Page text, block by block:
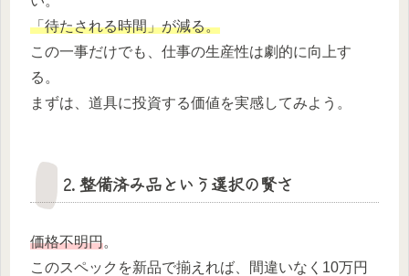
「待たされる時間」が減る。
この一事だけでも、仕事の生産性は劇的に向上す
る。
まずは、道具に投資する価値を実感してみよう。
2. 整備済み品という選択の賢さ
価格不明円。
このスペックを新品で揃えれば、間違いなく10万円